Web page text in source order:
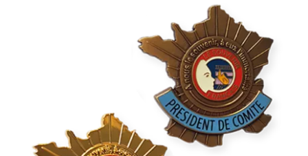
Insigne de fonction “Carte de France”